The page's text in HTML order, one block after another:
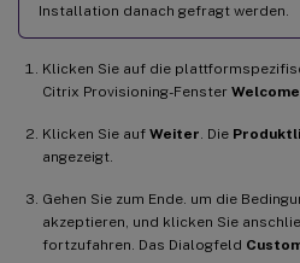
Installation danach gefragt werden.
Klicken Sie auf die
Citrix Provisioning-Fenster Welcome
Klicken Sie auf Weiter . Die
angezeigt.
Gehen Sie zum Ende. um die
akzeptieren, und klicken Sie
fortzufahren. Das Dialogfeld